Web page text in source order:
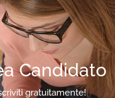
Candidato
gratuitamente!